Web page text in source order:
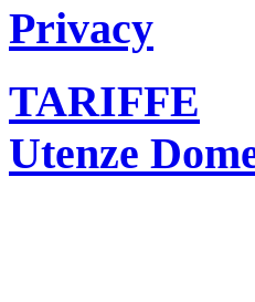
Privacy
TARIFFE
Utenze